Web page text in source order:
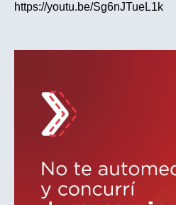
https://youtu.be/Sg6nJTueL1k